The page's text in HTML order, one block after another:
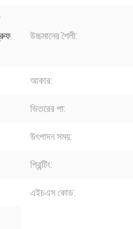
উচ্চমানের শৈলী:
আকার:
ভিতরের পা:
উৎপাদন সময়:
প্রিন্টিং:
এইচএস কোড: